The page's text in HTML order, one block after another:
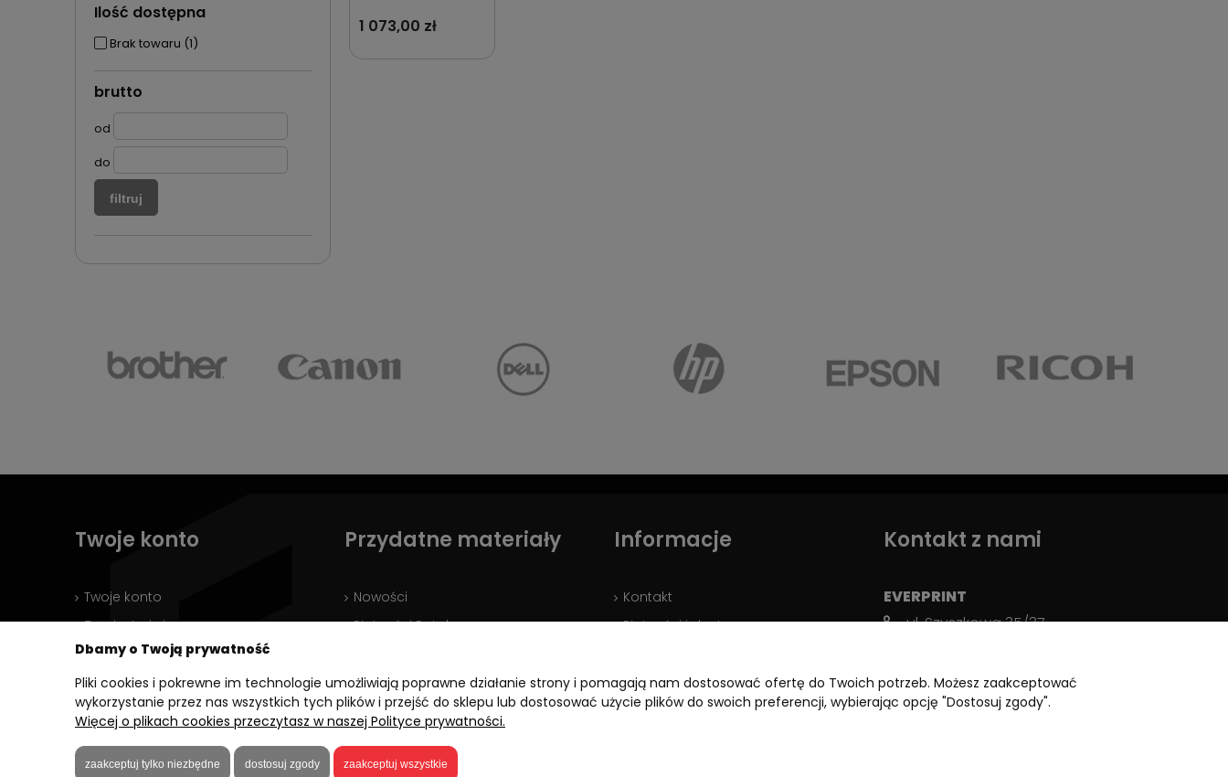
Ilość dostępna
Brak towaru (1)
brutto
od
do
filtruj
1 073,00 zł
Twoje konto
Twoje konto
Zarejestruj się
Zaloguj się
Wyloguj się
Twoje zamówienia
Przydatne materiały
Nowości
Płatności Ratalne
Informacje
Kontakt
Płatności i dostawy
Polityka prywatności
Kontakt z nami
EVERPRINT
ul. Szyszkowa 35/37,
biuro@everprint.pl
Dbamy o Twoją prywatność
Pliki cookies i pokrewne im technologie umożliwiają poprawne działanie strony i pomagają nam dostosować ofertę do Twoich potrzeb. Możesz zaakceptować
wykorzystanie przez nas wszystkich tych plików i przejść do sklepu lub dostosować użycie plików do swoich preferencji, wybierając opcję "Dostosuj zgody".
Więcej o plikach cookies przeczytasz w naszej Polityce prywatności.
zaakceptuj tylko niezbędne dostosuj zgody zaakceptuj wszystkie